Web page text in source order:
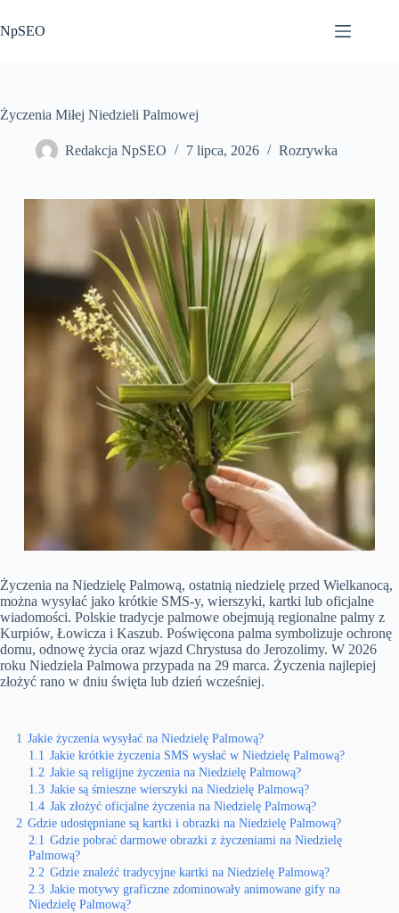
do
treści
NpSEO
Życzenia Miłej Niedzieli Palmowej
Redakcja NpSEO 7 lipca, 2026 Rozrywka
Życzenia na Niedzielę Palmową, ostatnią niedzielę przed Wielkanocą,
można wysyłać jako krótkie SMS-y, wierszyki, kartki lub oficjalne
wiadomości. Polskie tradycje palmowe obejmują regionalne palmy z
Kurpiów, Łowicza i Kaszub. Poświęcona palma symbolizuje ochronę
domu, odnowę życia oraz wjazd Chrystusa do Jerozolimy. W 2026
roku Niedziela Palmowa przypada na 29 marca. Życzenia najlepiej
złożyć rano w dniu święta lub dzień wcześniej.
1 Jakie życzenia wysyłać na Niedzielę Palmową?
1.1 Jakie krótkie życzenia SMS wysłać w Niedzielę Palmową?
1.2 Jakie są religijne życzenia na Niedzielę Palmową?
1.3 Jakie są śmieszne wierszyki na Niedzielę Palmową?
1.4 Jak złożyć oficjalne życzenia na Niedzielę Palmową?
2 Gdzie udostępniane są kartki i obrazki na Niedzielę Palmową?
2.1 Gdzie pobrać darmowe obrazki z życzeniami na Niedzielę
Palmową?
2.2 Gdzie znaleźć tradycyjne kartki na Niedzielę Palmową?
2.3 Jakie motywy graficzne zdominowały animowane gify na
Niedzielę Palmową?